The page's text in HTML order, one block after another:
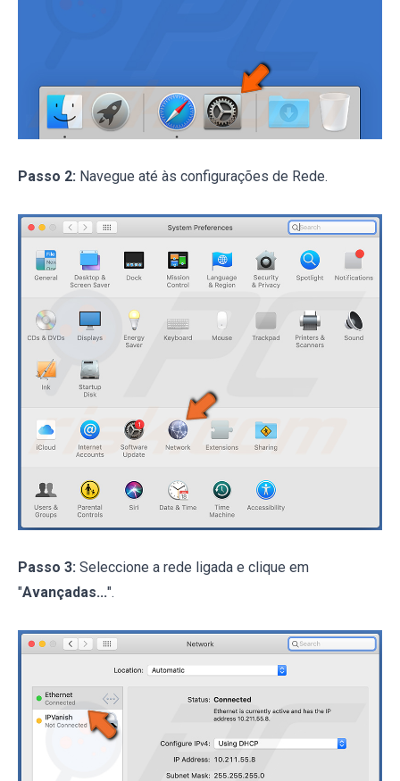
Passo 2: Navegue até às configurações de Rede.
Passo 3: Seleccione a rede ligada e clique em
"Avançadas...".